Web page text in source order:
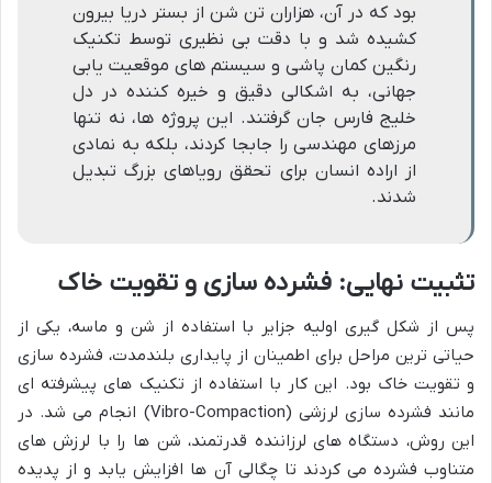
بود که در آن، هزاران تن شن از بستر دریا بیرون
کشیده شد و با دقت بی نظیری توسط تکنیک
رنگین کمان پاشی و سیستم های موقعیت یابی
جهانی، به اشکالی دقیق و خیره کننده در دل
خلیج فارس جان گرفتند. این پروژه ها، نه تنها
مرزهای مهندسی را جابجا کردند، بلکه به نمادی
از اراده انسان برای تحقق رویاهای بزرگ تبدیل
شدند.
تثبیت نهایی: فشرده سازی و تقویت خاک
پس از شکل گیری اولیه جزایر با استفاده از شن و ماسه، یکی از
حیاتی ترین مراحل برای اطمینان از پایداری بلندمدت، فشرده سازی
و تقویت خاک بود. این کار با استفاده از تکنیک های پیشرفته ای
مانند فشرده سازی لرزشی (Vibro-Compaction) انجام می شد. در
این روش، دستگاه های لرزاننده قدرتمند، شن ها را با لرزش های
متناوب فشرده می کردند تا چگالی آن ها افزایش یابد و از پدیده